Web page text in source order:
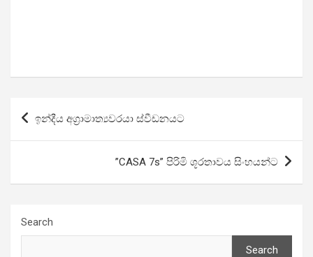
Post
navigation
ඉන්දීය අග්‍රාමාත්‍යවරයා ස්වීඩනයට
”CASA 7s” පිරිමි ශූරතාවය සිංහයන්ට
Search
Search